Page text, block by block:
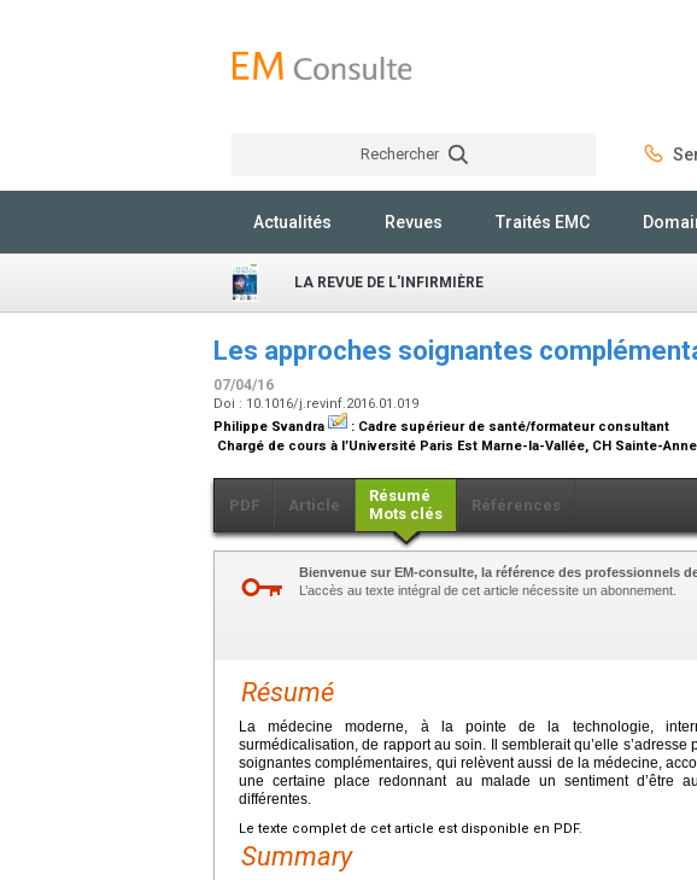
Rechercher
Actualités Revues Traités EMC
LA REVUE DE L'INFIRMIÈRE
Les approches soignantes
07/04/16
Doi : 10.1016/j.revinf.2016.01.019
Philippe Svandra
: Cadre supérieur de santé/formateur consultant
Chargé de cours à l’Université Paris Est Marne-la-Vallée, CH Sainte-
PDF Article
Résumé
Mots clés
Références
Bienvenue sur EM-consulte, la référence des professionnels
L’accès au texte intégral de cet article nécessite un abonnement.
Résumé
La médecine moderne, à la pointe de la technologie,
surmédicalisation, de rapport au soin. Il semblerait qu’elle
soignantes complémentaires, qui relèvent aussi de la médecine,
une certaine place redonnant au malade un sentiment d’être
différentes.
Le texte complet de cet article est disponible en PDF.
Summary